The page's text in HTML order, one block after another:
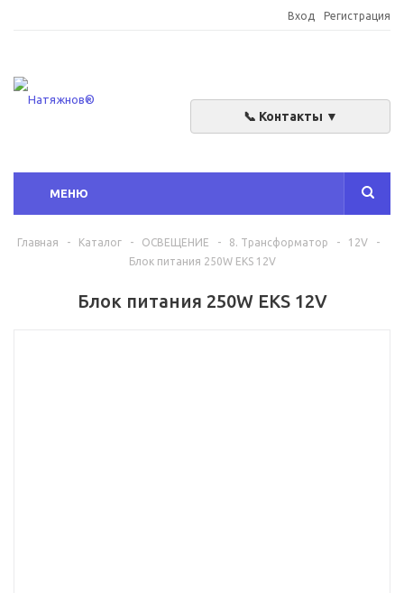
Вход Регистрация
📞 Контакты ▼
МЕНЮ
Главная - Каталог - ОСВЕЩЕНИЕ - 8. Трансформатор - 12V
-
Блок питания 250W EKS 12V
Блок питания 250W EKS 12V